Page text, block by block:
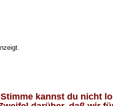
kannst du nicht